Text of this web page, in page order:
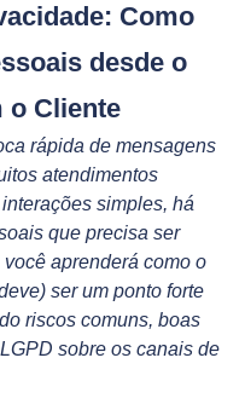
Como
desde o
o Cliente
rápida de mensagens
atendimentos
simples, há
que precisa ser
aprenderá como o
ser um ponto forte
riscos comuns, boas
sobre os canais de